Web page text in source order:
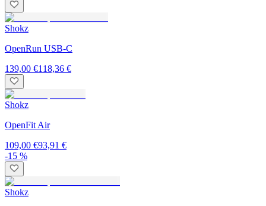
Shokz
OpenRun USB-C
139,00 €118,36 €
Shokz
OpenFit Air
109,00 €93,91 €
-15 %
Shokz